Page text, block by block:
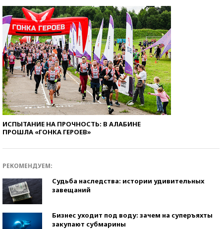
ИСПЫТАНИЕ НА ПРОЧНОСТЬ: В АЛАБИНЕ
ПРОШЛА «ГОНКА ГЕРОЕВ»
РЕКОМЕНДУЕМ:
Судьба наследства: истории удивительных
завещаний
Бизнес уходит под воду: зачем на суперъяхты
закупают субмарины